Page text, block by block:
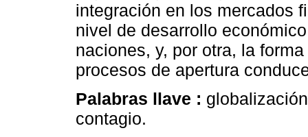
integración en los mercados
nivel de desarrollo
naciones, y, por otra, la
procesos de apertura
Palabras llave :
contagio.